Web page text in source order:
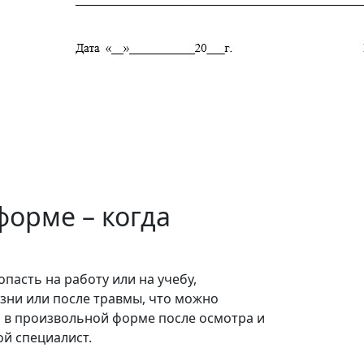
– когда
на работу или на учебу,
или после травмы, что можно
произвольной форме после осмотра и
специалист.